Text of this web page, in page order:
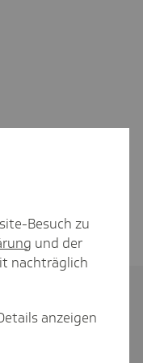
Besuch zu
und der
nachträglich
anzeigen